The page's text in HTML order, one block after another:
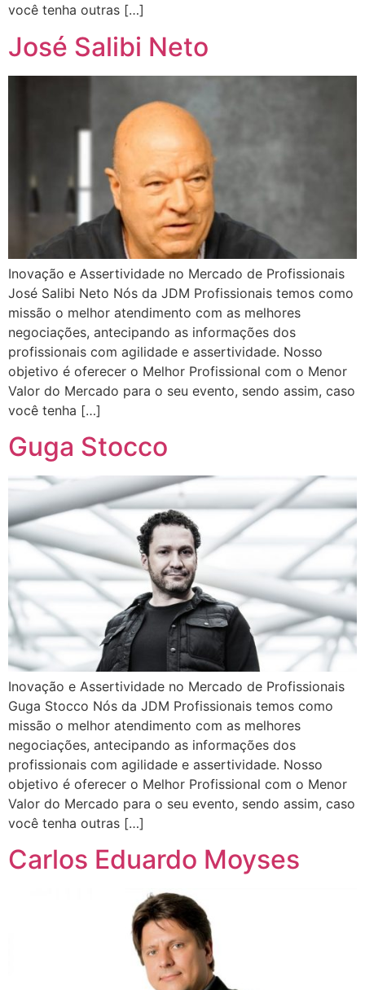
você tenha outras […]
José Salibi Neto
Inovação e Assertividade no Mercado de Profissionais
José Salibi Neto Nós da JDM Profissionais temos como
missão o melhor atendimento com as melhores
negociações, antecipando as informações dos
profissionais com agilidade e assertividade. Nosso
objetivo é oferecer o Melhor Profissional com o Menor
Valor do Mercado para o seu evento, sendo assim, caso
você tenha […]
Guga Stocco
Inovação e Assertividade no Mercado de Profissionais
Guga Stocco Nós da JDM Profissionais temos como
missão o melhor atendimento com as melhores
negociações, antecipando as informações dos
profissionais com agilidade e assertividade. Nosso
objetivo é oferecer o Melhor Profissional com o Menor
Valor do Mercado para o seu evento, sendo assim, caso
você tenha outras […]
Carlos Eduardo Moyses